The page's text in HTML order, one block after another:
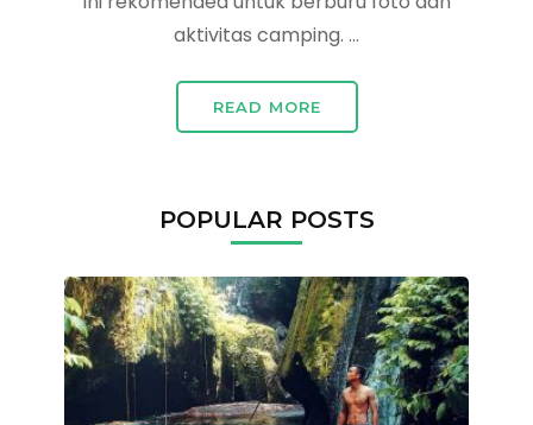
aktivitas camping. …
READ MORE
POPULAR POSTS